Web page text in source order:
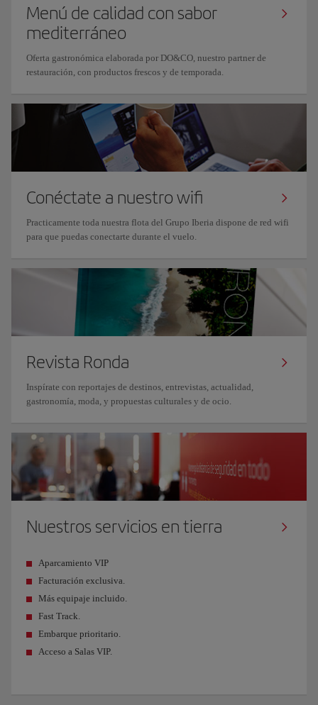
Menú de calidad con sabor
mediterráneo
Oferta gastronómica elaborada por DO&CO, nuestro partner de
restauración, con productos frescos y de temporada.
Conéctate a nuestro wifi
Practicamente toda nuestra flota del Grupo Iberia dispone de red wifi
para que puedas conectarte durante el vuelo.
Revista Ronda
Inspírate con reportajes de destinos, entrevistas, actualidad,
gastronomía, moda, y propuestas culturales y de ocio.
Nuestros servicios en tierra
Aparcamiento VIP
Facturación exclusiva.
Más equipaje incluido.
Fast Track.
Embarque prioritario.
Acceso a Salas VIP.